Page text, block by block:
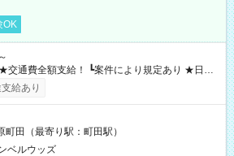
OK
あり） ┗働いたその日に現金GET♪ お仕事後はコ
い分を引き落とせます！ 【試用期間】試
給あり
町田（最寄り駅：町田駅）
ベルウッズ